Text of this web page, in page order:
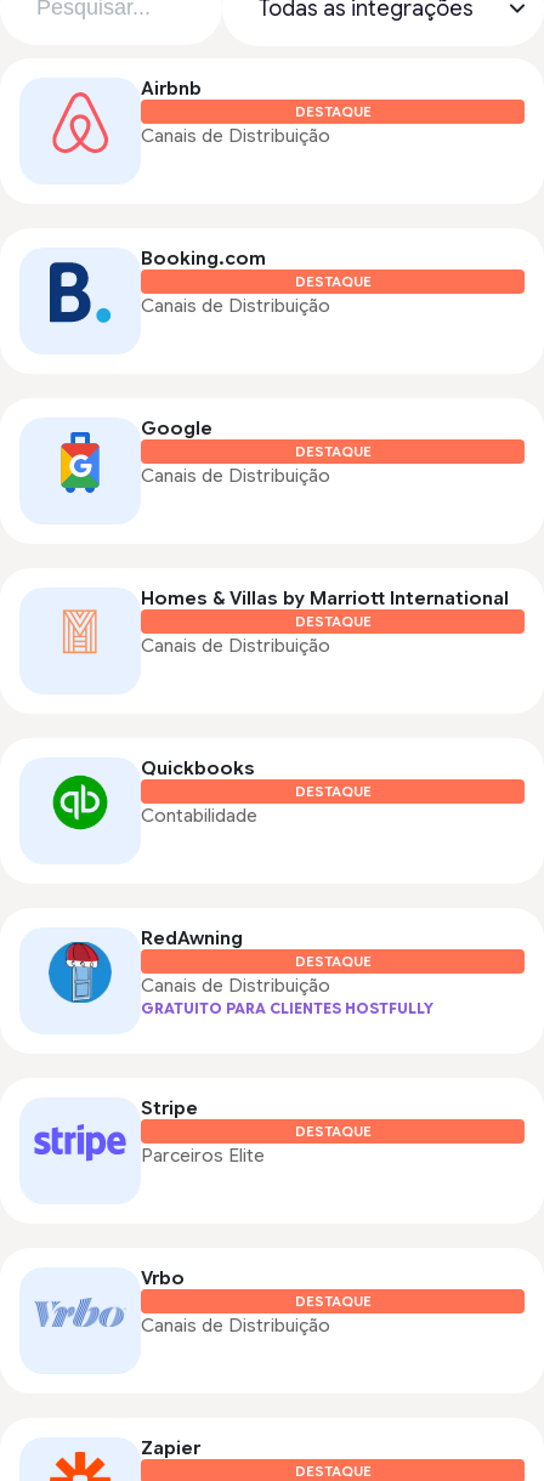
Airbnb
DESTAQUE
Canais de Distribuição
Booking.com
DESTAQUE
Canais de Distribuição
Google
DESTAQUE
Canais de Distribuição
Homes & Villas by Marriott International
DESTAQUE
Canais de Distribuição
Quickbooks
DESTAQUE
Contabilidade
RedAwning
DESTAQUE
Canais de Distribuição
GRATUITO PARA CLIENTES HOSTFULLY
Stripe
DESTAQUE
Parceiros Elite
Vrbo
DESTAQUE
Canais de Distribuição
Zapier
DESTAQUE